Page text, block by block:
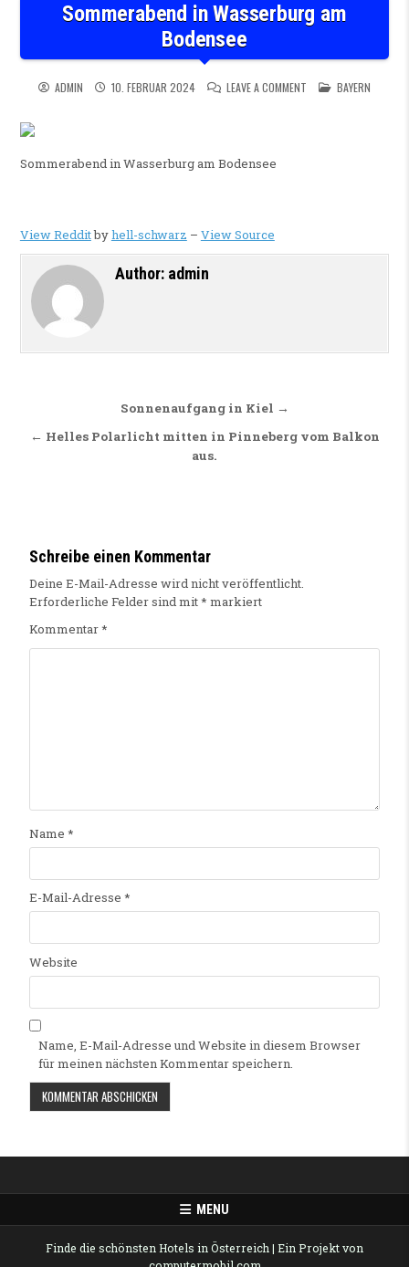
Sommerabend in Wasserburg am
Bodensee
ADMIN 10. FEBRUAR 2024 LEAVE A COMMENT ON SOMMERABEND
POSTED IN
BAYERN
Sommerabend in Wasserburg am Bodensee
View Redditbyhell-schwarz – View Source
Author: admin
Beitragsnavigation
Sonnenaufgang in Kiel →
← Helles Polarlicht mitten in Pinneberg vom Balkon
aus.
Schreibe einen Kommentar
Deine E-Mail-Adresse wird nicht veröffentlicht.
Erforderliche Felder sind mit* markiert
Kommentar*
Name *
E-Mail-Adresse *
Website
Name, E-Mail-Adresse und Website in diesem Browser
für meinen nächsten Kommentar speichern.
MENU
Finde die schönsten Hotels in Österreich | Ein Projekt von